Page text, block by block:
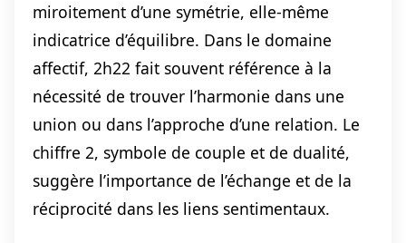
miroitement d’une symétrie, elle-même
indicatrice d’équilibre. Dans le domaine
affectif, 2h22 fait souvent référence à la
nécessité de trouver l’harmonie dans une
union ou dans l’approche d’une relation. Le
chiffre 2, symbole de couple et de dualité,
suggère l’importance de l’échange et de la
réciprocité dans les liens sentimentaux.